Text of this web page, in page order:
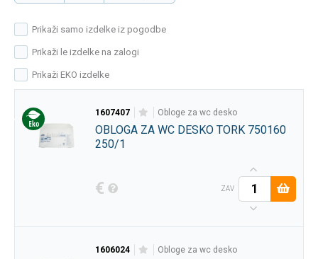
Prikaži samo izdelke iz pogodbe
Prikaži le izdelke na zalogi
Prikaži EKO izdelke
1607407 obloge za wc desko
OBLOGA ZA WC DESKO TORK 750160
250/1
€ ZAV
1606024 obloge za wc desko